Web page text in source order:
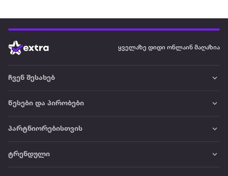
ყველაზე დიდი ონლაინ მაღაზია
ჩვენ შესახებ
წესები და პირობები
პარტნიორებისთვის
ტრენდული